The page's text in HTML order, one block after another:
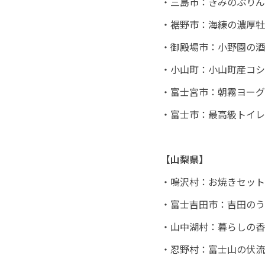
・裾野市：海練の濃厚
・御殿場市：小野園の
・小山町：小山町産コ
・富士宮市：朝霧ヨー
・富士市：最高級トイ
【山梨県】
・鳴沢村：お焼きセット
・富士吉田市：吉田の
・山中湖村：暮らしの
・忍野村：富士山の伏